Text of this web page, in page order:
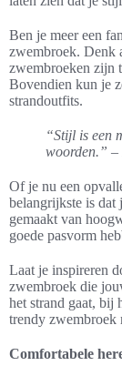
Ben je meer een
zwembroek. Denk
zwembroeken zijn
Bovendien kun je
strandoutfits.
“Stijl is een
woorden.”
Of je nu een
belangrijkste is dat
gemaakt van
goede pasvorm
Laat je inspireren
zwembroek die
het strand gaat, bij
trendy zwembroek
Comfortabele